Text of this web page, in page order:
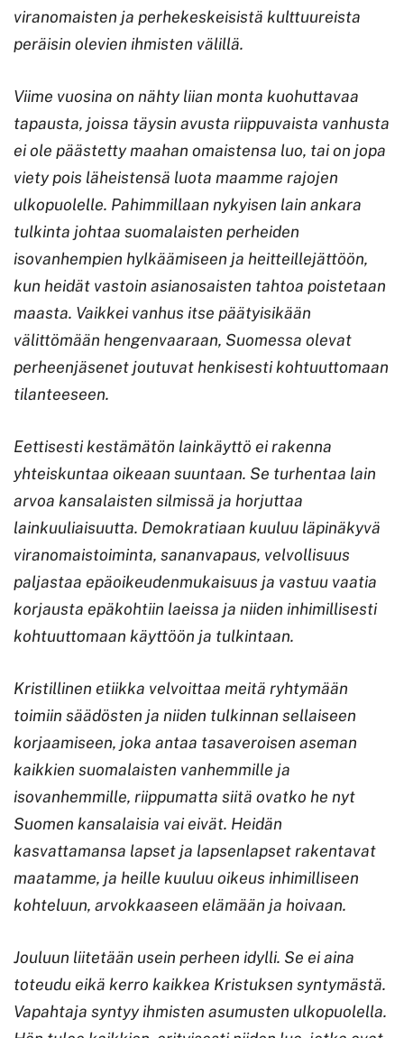
viranomaisten ja perhekeskeisistä kulttuureista
peräisin olevien ihmisten välillä.
Viime vuosina on nähty liian monta kuohuttavaa
tapausta, joissa täysin avusta riippuvaista vanhusta
ei ole päästetty maahan omaistensa luo, tai on jopa
viety pois läheistensä luota maamme rajojen
ulkopuolelle. Pahimmillaan nykyisen lain ankara
tulkinta johtaa suomalaisten perheiden
isovanhempien hylkäämiseen ja heitteillejättöön,
kun heidät vastoin asianosaisten tahtoa poistetaan
maasta. Vaikkei vanhus itse päätyisikään
välittömään hengenvaaraan, Suomessa olevat
perheenjäsenet joutuvat henkisesti kohtuuttomaan
tilanteeseen.
Eettisesti kestämätön lainkäyttö ei rakenna
yhteiskuntaa oikeaan suuntaan. Se turhentaa lain
arvoa kansalaisten silmissä ja horjuttaa
lainkuuliaisuutta. Demokratiaan kuuluu läpinäkyvä
viranomaistoiminta, sananvapaus, velvollisuus
paljastaa epäoikeudenmukaisuus ja vastuu vaatia
korjausta epäkohtiin laeissa ja niiden inhimillisesti
kohtuuttomaan käyttöön ja tulkintaan.
Kristillinen etiikka velvoittaa meitä ryhtymään
toimiin säädösten ja niiden tulkinnan sellaiseen
korjaamiseen, joka antaa tasaveroisen aseman
kaikkien suomalaisten vanhemmille ja
isovanhemmille, riippumatta siitä ovatko he nyt
Suomen kansalaisia vai eivät. Heidän
kasvattamansa lapset ja lapsenlapset rakentavat
maatamme, ja heille kuuluu oikeus inhimilliseen
kohteluun, arvokkaaseen elämään ja hoivaan.
Jouluun liitetään usein perheen idylli. Se ei aina
toteudu eikä kerro kaikkea Kristuksen syntymästä.
Vapahtaja syntyy ihmisten asumusten ulkopuolella.